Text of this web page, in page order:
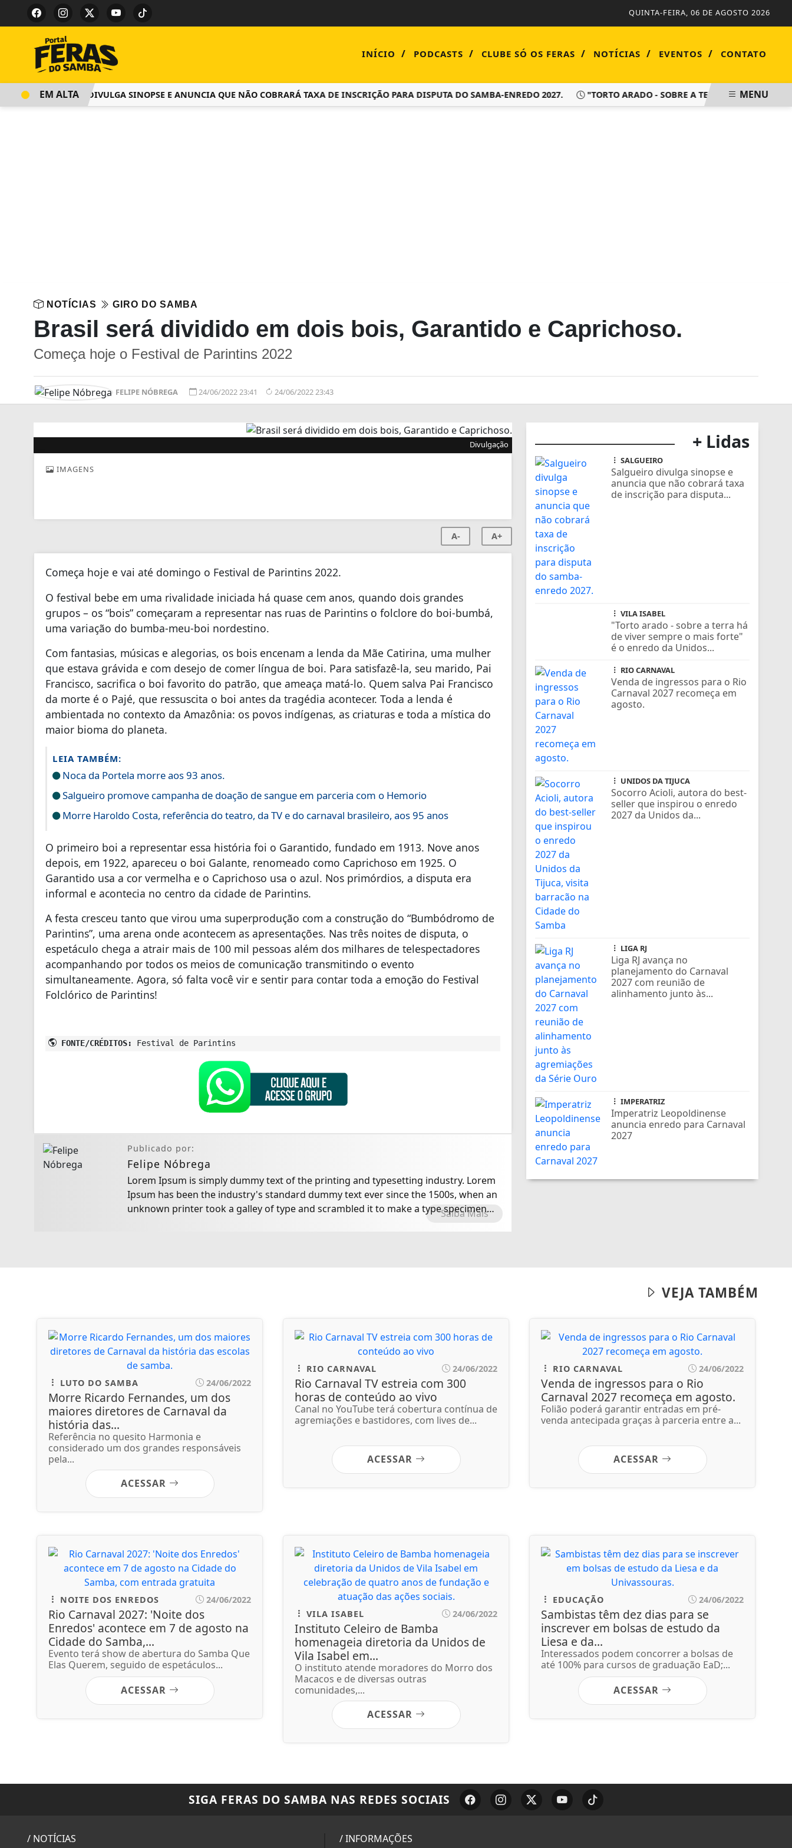
QUINTA-FEIRA, 06 DE AGOSTO 2026
INÍCIO / PODCASTS / CLUBE SÓ OS FERAS / NOTÍCIAS / EVENTOS / CONTATO
SALGUEIRO DIVULGA SINOPSE E ANUNCIA QUE NÃO COBRARÁ TAXA DE INSCRIÇÃO PARA DISPUTA DO SAMBA-ENREDO 2027. "TORTO ARADO - SOBRE A TERRA HÁ DE VIVER
EM ALTA MENU
NOTÍCIAS GIRO DO SAMBA
Brasil será dividido em dois bois, Garantido e Caprichoso.
Começa hoje o Festival de Parintins 2022
FELIPE NÓBREGA 24/06/2022 23:41 24/06/2022 23:43
Divulgação
IMAGENS
A- A+
Começa hoje e vai até domingo o Festival de Parintins 2022.
O festival bebe em uma rivalidade iniciada há quase cem anos, quando dois grandes
grupos – os “bois” começaram a representar nas ruas de Parintins o folclore do boi-bumbá,
uma variação do bumba-meu-boi nordestino.
Com fantasias, músicas e alegorias, os bois encenam a lenda da Mãe Catirina, uma mulher
que estava grávida e com desejo de comer língua de boi. Para satisfazê-la, seu marido, Pai
Francisco, sacrifica o boi favorito do patrão, que ameaça matá-lo. Quem salva Pai Francisco
da morte é o Pajé, que ressuscita o boi antes da tragédia acontecer. Toda a lenda é
ambientada no contexto da Amazônia: os povos indígenas, as criaturas e toda a mística do
maior bioma do planeta.
LEIA TAMBÉM:
Noca da Portela morre aos 93 anos.
Salgueiro promove campanha de doação de sangue em parceria com o Hemorio
Morre Haroldo Costa, referência do teatro, da TV e do carnaval brasileiro, aos 95 anos
O primeiro boi a representar essa história foi o Garantido, fundado em 1913. Nove anos
depois, em 1922, apareceu o boi Galante, renomeado como Caprichoso em 1925. O
Garantido usa a cor vermelha e o Caprichoso usa o azul. Nos primórdios, a disputa era
informal e acontecia no centro da cidade de Parintins.
A festa cresceu tanto que virou uma superprodução com a construção do “Bumbódromo de
Parintins”, uma arena onde acontecem as apresentações. Nas três noites de disputa, o
espetáculo chega a atrair mais de 100 mil pessoas além dos milhares de telespectadores
acompanhando por todos os meios de comunicação transmitindo o evento
simultaneamente. Agora, só falta você vir e sentir para contar toda a emoção do Festival
Folclórico de Parintins!
FONTE/CRÉDITOS: Festival de Parintins
Publicado por:
Felipe Nóbrega
Lorem Ipsum is simply dummy text of the printing and typesetting industry. Lorem
Ipsum has been the industry's standard dummy text ever since the 1500s, when an
unknown printer took a galley of type and scrambled it to make a type specimen
Saiba Mais
+ Lidas
SALGUEIRO
Salgueiro divulga sinopse e
anuncia que não cobrará taxa
de inscrição para disputa...
VILA ISABEL
"Torto arado - sobre a terra há
de viver sempre o mais forte"
é o enredo da Unidos...
RIO CARNAVAL
Venda de ingressos para o Rio
Carnaval 2027 recomeça em
agosto.
UNIDOS DA TIJUCA
Socorro Acioli, autora do best-
seller que inspirou o enredo
2027 da Unidos da...
LIGA RJ
Liga RJ avança no
planejamento do Carnaval
2027 com reunião de
alinhamento junto às...
IMPERATRIZ
Imperatriz Leopoldinense
anuncia enredo para Carnaval
2027
VEJA TAMBÉM
LUTO DO SAMBA 24/06/2022
Morre Ricardo Fernandes, um dos
maiores diretores de Carnaval da
história das...
Referência no quesito Harmonia e
considerado um dos grandes responsáveis
pela...
ACESSAR
RIO CARNAVAL 24/06/2022
Rio Carnaval TV estreia com 300
horas de conteúdo ao vivo
Canal no YouTube terá cobertura contínua de
agremiações e bastidores, com lives de...
ACESSAR
RIO CARNAVAL 24/06/2022
Venda de ingressos para o Rio
Carnaval 2027 recomeça em agosto.
Folião poderá garantir entradas em pré-
venda antecipada graças à parceria entre a...
ACESSAR
NOITE DOS ENREDOS 24/06/2022
Rio Carnaval 2027: 'Noite dos
Enredos' acontece em 7 de agosto na
Cidade do Samba,...
Evento terá show de abertura do Samba Que
Elas Querem, seguido de espetáculos...
ACESSAR
VILA ISABEL 24/06/2022
Instituto Celeiro de Bamba
homenageia diretoria da Unidos de
Vila Isabel em...
O instituto atende moradores do Morro dos
Macacos e de diversas outras
comunidades,...
ACESSAR
EDUCAÇÃO 24/06/2022
Sambistas têm dez dias para se
inscrever em bolsas de estudo da
Liesa e da...
Interessados podem concorrer a bolsas de
até 100% para cursos de graduação EaD;...
ACESSAR
SIGA FERAS DO SAMBA NAS REDES SOCIAIS
/ NOTÍCIAS / INFORMAÇÕES